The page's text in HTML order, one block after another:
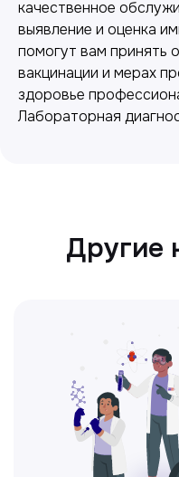
качественное
выявление и оценка
помогут вам принять
вакцинации и мерах
здоровье
Лабораторная
Лабораторная
Точные анализы для
выявления заболеваний.
Ультразвуковая
Безопасный и точный
обследования